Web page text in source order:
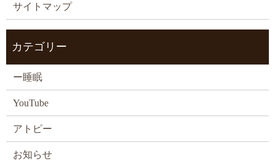
サイトマップ
カテゴリー
ー睡眠
YouTube
アトピー
お知らせ